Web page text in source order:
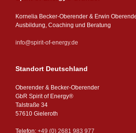
Kornelia Becker-Oberender & Erwin
Ausbildung, Coaching und Beratung
info@spirit-of-energy.de
Standort Deutschland
Oberender & Becker-Oberender
GbR Spirit of Energy®
Talstraße 34
57610 Gieleroth
Telefon: +49 (0) 2681 983 977